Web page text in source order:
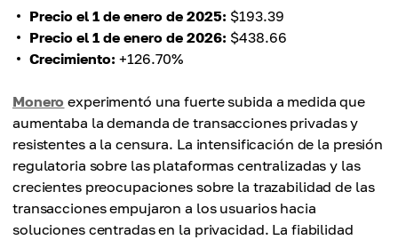
Precio el 1 de enero de 2025: $193.39
Precio el 1 de enero de 2026: $438.66
Crecimiento: +126.70%
Monero experimentó una fuerte subida a medida que
aumentaba la demanda de transacciones privadas y
resistentes a la censura. La intensificación de la presión
regulatoria sobre las plataformas centralizadas y las
crecientes preocupaciones sobre la trazabilidad de las
transacciones empujaron a los usuarios hacia
soluciones centradas en la privacidad. La fiabilidad